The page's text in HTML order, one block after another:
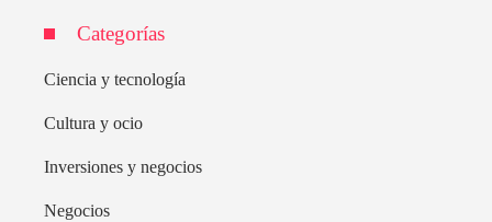
Categorías
Ciencia y tecnología
Cultura y ocio
Inversiones y negocios
Negocios